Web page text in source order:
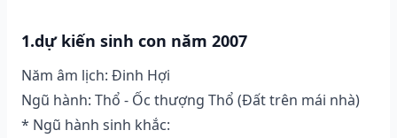
1.dự kiến sinh con năm 2007
Năm âm lịch: Đinh Hợi
Ngũ hành: Thổ - Ốc thượng Thổ (Ðất trên mái nhà)
* Ngũ hành sinh khắc: